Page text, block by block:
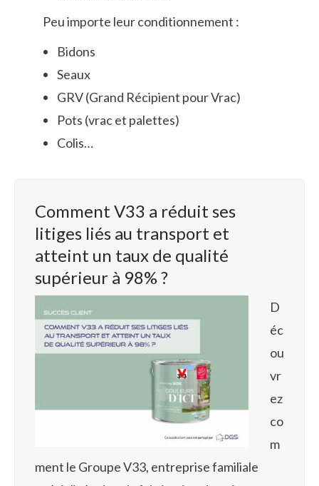
Peu importe leur conditionnement :
Bidons
Seaux
GRV (Grand Récipient pour Vrac)
Pots (vrac et palettes)
Colis…
Comment V33 a réduit ses
litiges liés au transport et
atteint un taux de qualité
supérieur à 98% ?
D
éc
ou
vr
ez
co
m
ment le Groupe V33, entreprise familiale